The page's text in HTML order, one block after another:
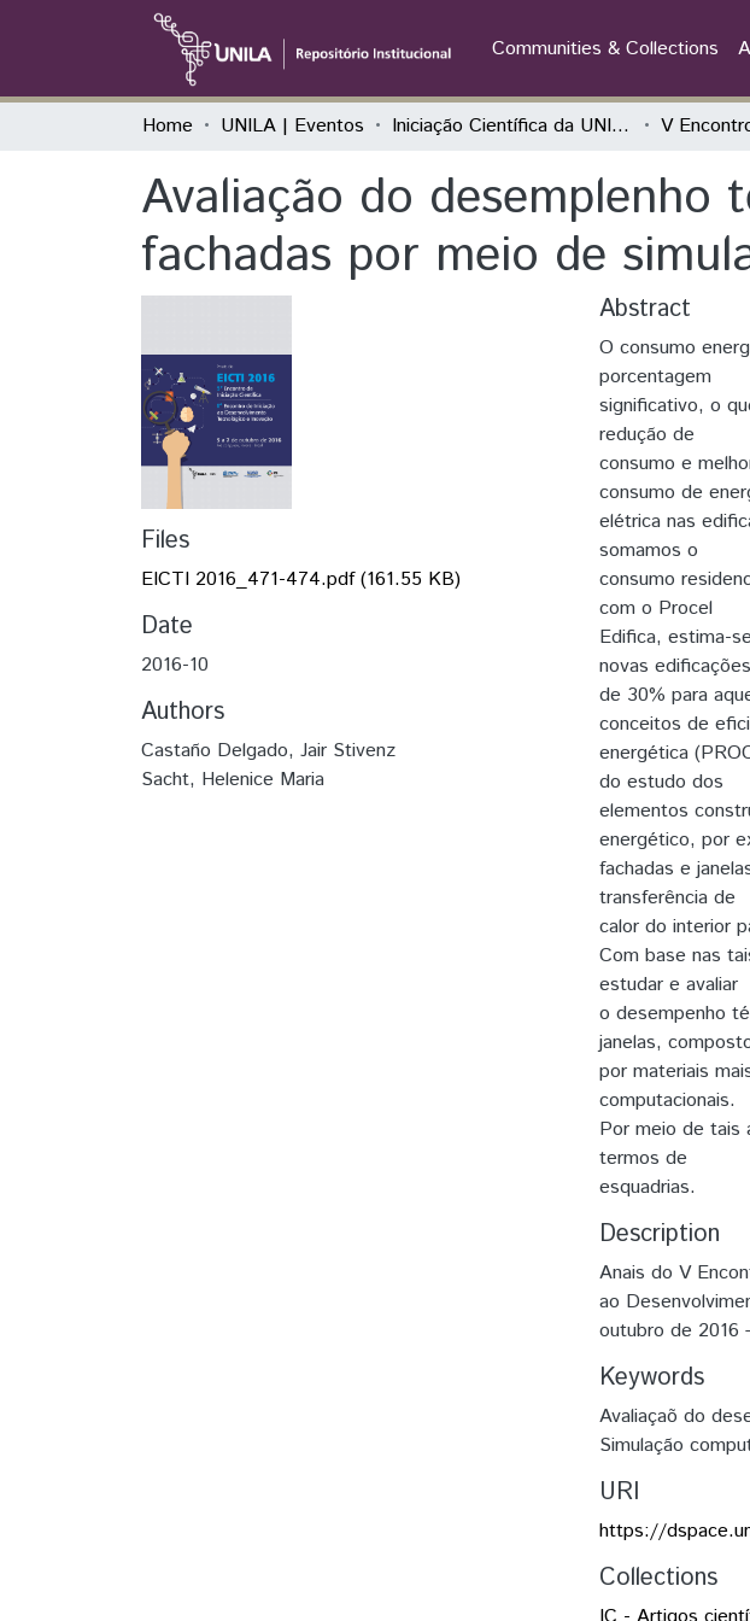
Communities & Collections
Home UNILA | Eventos Iniciação Científica da UNILA (IC)
Avaliação do desemplenho
fachadas por meio de
Files
EICTI 2016_471-474.pdf(161.55 KB)
Date
2016-10
Authors
Castaño Delgado, Jair Stivenz
Sacht, Helenice Maria
Abstract
O consumo
porcentagem
significativo, o
redução de
consumo e
consumo de
elétrica nas
somamos o
consumo
com o Procel
Edifica, estima-
novas
de 30% para
conceitos de
energética
do estudo dos
elementos
energético, por
fachadas e
transferência de
calor do interior
Com base nas
estudar e avaliar
o desempenho
janelas,
por materiais
computacionais.
Por meio de tais
termos de
esquadrias.
Description
Anais do V
ao
outubro de 2016
Keywords
Avaliaçaõ do
Simulação
URI
https://
Collections